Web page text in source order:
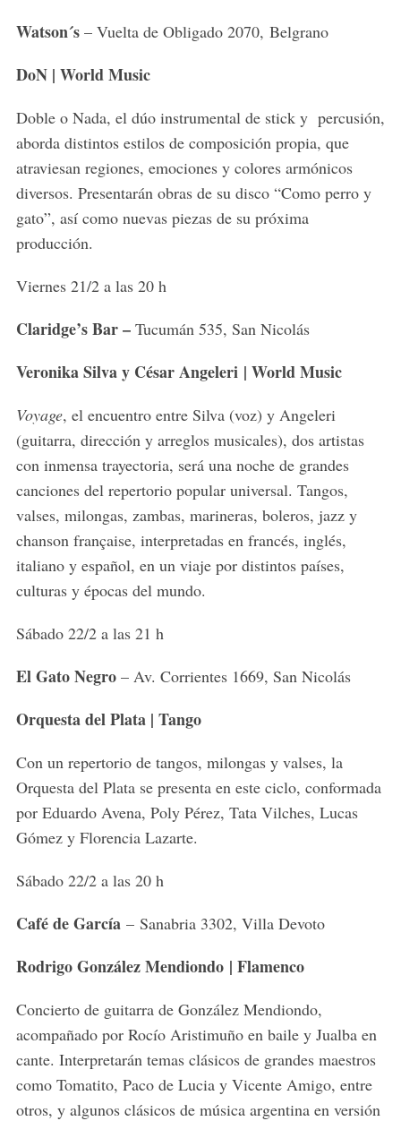
Watson´s– Vuelta de Obligado 2070, Belgrano
DoN | World Music
Doble o Nada, el dúo instrumental de stick y percusión,
aborda distintos estilos de composición propia, que
atraviesan regiones, emociones y colores armónicos
diversos. Presentarán obras de su disco “Como perro y
gato”, así como nuevas piezas de su próxima
producción.
Viernes 21/2 a las 20 h
Claridge’s Bar – Tucumán 535, San Nicolás
Veronika Silva y César Angeleri | World Music
Voyage, el encuentro entre Silva (voz) y Angeleri
(guitarra, dirección y arreglos musicales), dos artistas
con inmensa trayectoria, será una noche de grandes
canciones del repertorio popular universal. Tangos,
valses, milongas, zambas, marineras, boleros, jazz y
chanson française, interpretadas en francés, inglés,
italiano y español, en un viaje por distintos países,
culturas y épocas del mundo.
Sábado 22/2 a las 21 h
El Gato Negro – Av. Corrientes 1669, San Nicolás
Orquesta del Plata | Tango
Con un repertorio de tangos, milongas y valses, la
Orquesta del Plata se presenta en este ciclo, conformada
por Eduardo Avena, Poly Pérez, Tata Vilches, Lucas
Gómez y Florencia Lazarte.
Sábado 22/2 a las 20 h
Café de García– Sanabria 3302, Villa Devoto
Rodrigo González Mendiondo | Flamenco
Concierto de guitarra de González Mendiondo,
acompañado por Rocío Aristimuño en baile y Jualba en
cante. Interpretarán temas clásicos de grandes maestros
como Tomatito, Paco de Lucia y Vicente Amigo, entre
otros, y algunos clásicos de música argentina en versión